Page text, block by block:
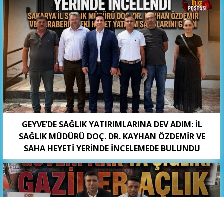
GEYVE’DE SAĞLIK YATIRIMLARINA DEV ADIM: İL
SAĞLIK MÜDÜRÜ DOÇ. DR. KAYHAN ÖZDEMİR VE
SAHA HEYETİ YERİNDE İNCELEMEDE BULUNDU